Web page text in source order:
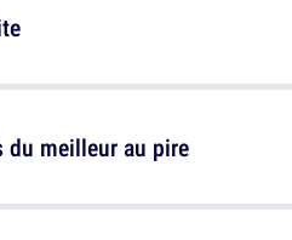
meilleur au pire